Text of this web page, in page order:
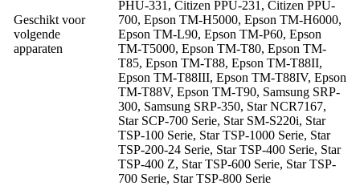
Geschikt voor
volgende
apparaten
PHU-331, Citizen PPU-231, Citizen PPU-
700, Epson TM-H5000, Epson TM-H6000,
Epson TM-L90, Epson TM-P60, Epson
TM-T5000, Epson TM-T80, Epson TM-
T85, Epson TM-T88, Epson TM-T88II,
Epson TM-T88III, Epson TM-T88IV, Epson
TM-T88V, Epson TM-T90, Samsung SRP-
300, Samsung SRP-350, Star NCR7167,
Star SCP-700 Serie, Star SM-S220i, Star
TSP-100 Serie, Star TSP-1000 Serie, Star
TSP-200-24 Serie, Star TSP-400 Serie, Star
TSP-400 Z, Star TSP-600 Serie, Star TSP-
700 Serie, Star TSP-800 Serie